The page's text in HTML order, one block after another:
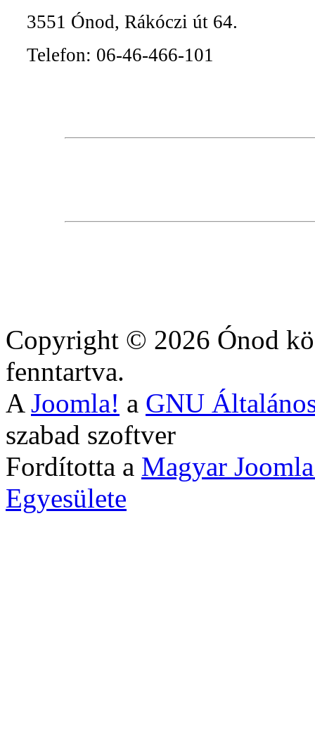
3551 Ónod, Rákóczi út 64.
Telefon: 06-46-466-101
Copyright © 2026 Ónod
fenntartva.
A Joomla! a GNU
szabad szoftver
Fordította a Magyar
Egyesülete